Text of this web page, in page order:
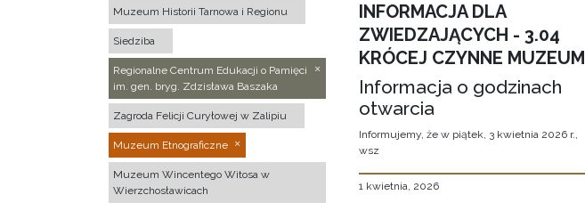
Muzeum Historii Tarnowa i Regionu
Siedziba
Regionalne Centrum Edukacji o Pamięci
im. gen. bryg. Zdzisława Baszaka
Zagroda Felicji Curyłowej w Zalipiu
Muzeum Etnograficzne
Muzeum Wincentego Witosa w
Wierzchosławicach
INFORMACJA DLA
ZWIEDZAJĄCYCH - 3.04
KRÓCEJ CZYNNE MUZEUM
Informacja o godzinach
otwarcia
Informujemy, że w piątek, 3 kwietnia 2026 r.,
wsz
1 kwietnia, 2026